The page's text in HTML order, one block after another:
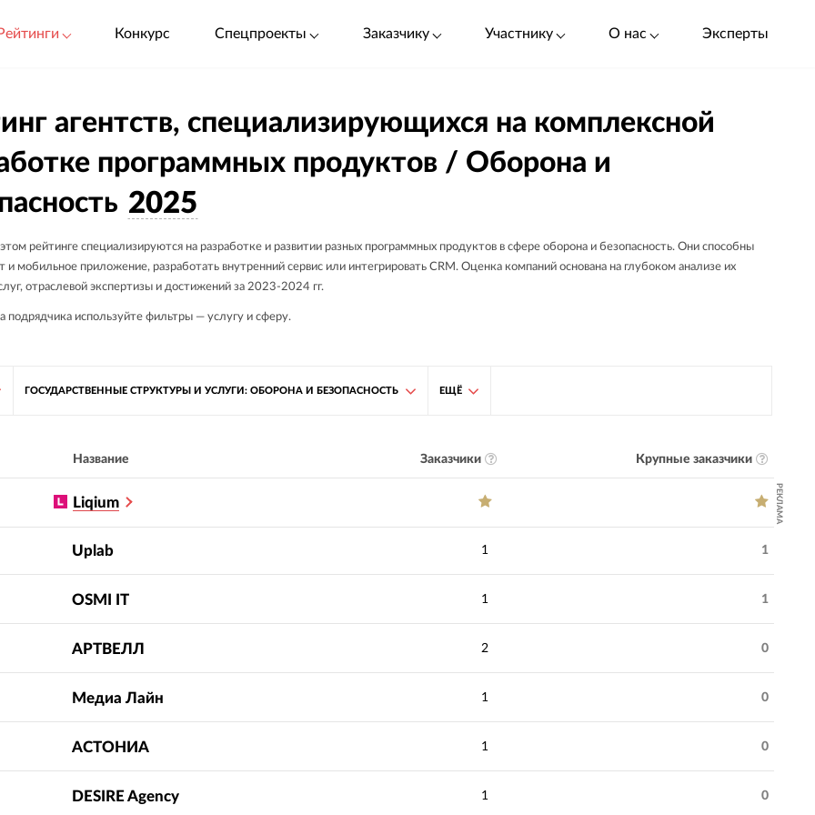
Конкурс Спецпроекты Заказчику Участнику О нас Эксперты
агентств, специализирующихся на комплексной
программных продуктов / Оборона и
2025
рейтинге специализируются на разработке и развитии разных программных продуктов в сфере оборона и безопасность. Они способны
и мобильное приложение, разработать внутренний сервис или интегрировать CRM. Оценка компаний основана на глубоком анализе их
отраслевой экспертизы и достижений за 2023-2024 гг.
подрядчика используйте фильтры — услугу и сферу.
ГОСУДАРСТВЕННЫЕ СТРУКТУРЫ И УСЛУГИ: ОБОРОНА И БЕЗОПАСНОСТЬ ЕЩЁ
Название Заказчики Крупные заказчики
Liqium РЕКЛАМА
Uplab 1 1
OSMI IT 1 1
АРТВЕЛЛ 2 0
Медиа Лайн 1 0
АСТОНИА 1 0
DESIRE Agency 1 0